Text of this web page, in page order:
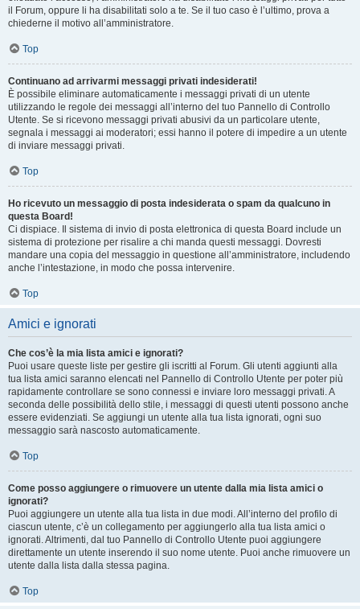
il Forum, oppure li ha disabilitati solo a te. Se il tuo caso è l’ultimo, prova a
chiederne il motivo all’amministratore.
Top
Continuano ad arrivarmi messaggi privati indesiderati!
È possibile eliminare automaticamente i messaggi privati ​​di un utente
utilizzando le regole dei messaggi all’interno del tuo Pannello di Controllo
Utente. Se si ricevono messaggi privati ​​abusivi da un particolare utente,
segnala i messaggi ai moderatori; essi hanno il potere di impedire a un utente
di inviare messaggi privati​​.
Top
Ho ricevuto un messaggio di posta indesiderata o spam da qualcuno in
questa Board!
Ci dispiace. Il sistema di invio di posta elettronica di questa Board include un
sistema di protezione per risalire a chi manda questi messaggi. Dovresti
mandare una copia del messaggio in questione all’amministratore, includendo
anche l’intestazione, in modo che possa intervenire.
Top
Amici e ignorati
Che cos’è la mia lista amici e ignorati?
Puoi usare queste liste per gestire gli iscritti al Forum. Gli utenti aggiunti alla
tua lista amici saranno elencati nel Pannello di Controllo Utente per poter più
rapidamente controllare se sono connessi e inviare loro messaggi privati. A
seconda delle possibilità dello stile, i messaggi di questi utenti possono anche
essere evidenziati. Se aggiungi un utente alla tua lista ignorati, ogni suo
messaggio sarà nascosto automaticamente.
Top
Come posso aggiungere o rimuovere un utente dalla mia lista amici o
ignorati?
Puoi aggiungere un utente alla tua lista in due modi. All’interno del profilo di
ciascun utente, c’è un collegamento per aggiungerlo alla tua lista amici o
ignorati. Altrimenti, dal tuo Pannello di Controllo Utente puoi aggiungere
direttamente un utente inserendo il suo nome utente. Puoi anche rimuovere un
utente dalla lista dalla stessa pagina.
Top